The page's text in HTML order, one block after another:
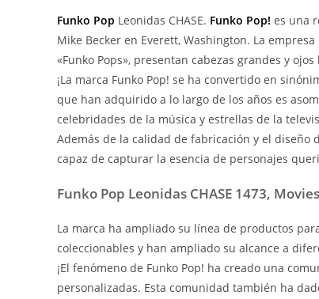
Funko Pop Leonidas CHASE. Funko Pop! es una
Mike Becker en Everett, Washington. La
«Funko Pops», presentan cabezas grandes y
¡La marca Funko Pop! se ha convertido en
que han adquirido a lo largo de los años es
celebridades de la música y estrellas de la
Además de la calidad de fabricación y el diseño
capaz de capturar la esencia de personajes
Funko Pop Leonidas CHASE 1473,
La marca ha ampliado su línea de productos
coleccionables y han ampliado su alcance a
¡El fenómeno de Funko Pop! ha creado una
personalizadas. Esta comunidad también ha